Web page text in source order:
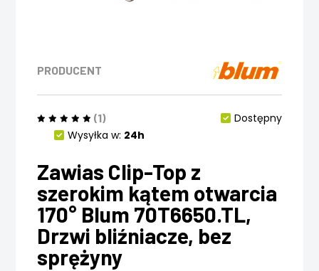
PRODUCENT
(1)
Dostępny
Wysyłka w: 24h
Zawias Clip-Top z
szerokim kątem otwarcia
170° Blum 70T6650.TL,
Drzwi bliźniacze, bez
sprężyny